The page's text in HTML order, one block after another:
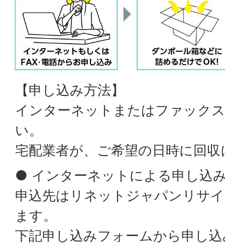
【申し込み方法】
インターネットまたはファック
い。
宅配業者が、ご希望の日時に回
● インターネットによる申し込
申込先はリネットジャパンリサ
ます。
下記申し込みフォームから申し